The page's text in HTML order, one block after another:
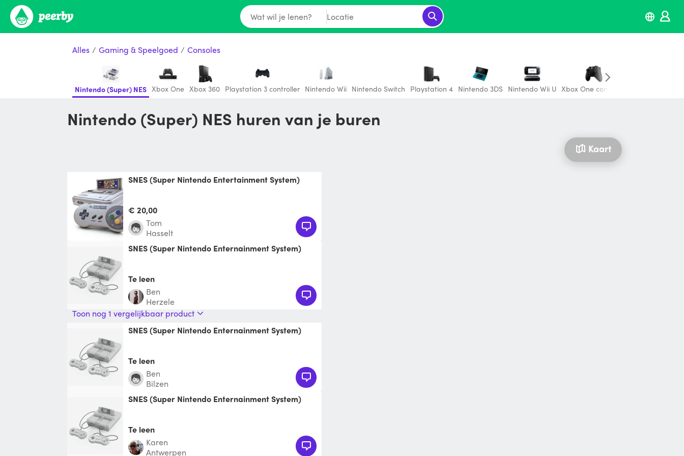
Wat wil je lenen? Locatie
Alles / Gaming & Speelgoed / Consoles
Nintendo (Super) NES Xbox One Xbox 360 Playstation 3 controller Nintendo Wii Nintendo Switch Playstation 4 Nintendo 3DS Nintendo Wii U Xbox One controller
Nintendo (Super) NES huren van je buren
Kaart
SNES (Super Nintendo Entertainment System)
€ 20,00
Tom
Hasselt
SNES (Super Nintendo Enternainment System)
Te leen
Ben
Herzele
Toon nog 1 vergelijkbaar product
SNES (Super Nintendo Enternainment System)
Te leen
Ben
Bilzen
SNES (Super Nintendo Enternainment System)
Te leen
Karen
Antwerpen